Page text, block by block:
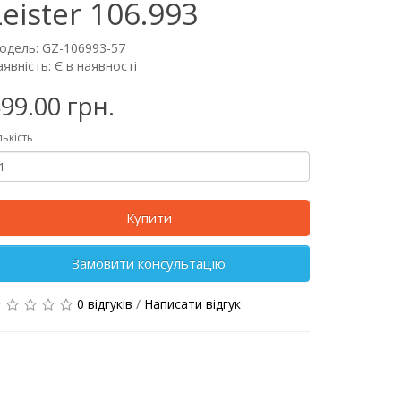
106.993
GZ-106993-57
Є в наявності
грн.
Купити
Замовити консультацію
0 відгуків / Написати відгук